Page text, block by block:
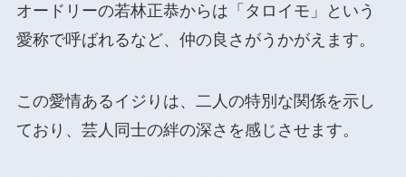
オードリーの若林正恭からは「タロイモ」という
愛称で呼ばれるなど、仲の良さがうかがえます​​。
この愛情あるイジりは、二人の特別な関係を示し
ており、芸人同士の絆の深さを感じさせます。